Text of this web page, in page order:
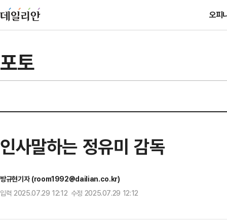
오피
포토
인사말하는 정유미 감독
방규현기자 (room1992@dailian.co.kr)
입력 2025.07.29 12:12 수정 2025.07.29 12:12